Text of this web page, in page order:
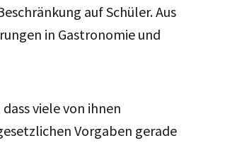
auf Schüler. Aus
in Gastronomie und
viele von ihnen
Vorgaben gerade